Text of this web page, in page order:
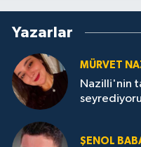
Yazarlar
MÜRVET
Nazilli'nin
ŞENOL